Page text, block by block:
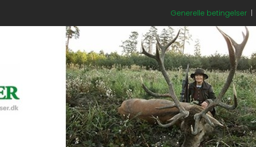
Generelle betingelser|